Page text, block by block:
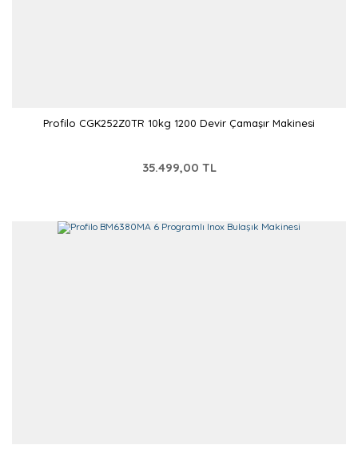
Profilo CGK252Z0TR 10kg 1200 Devir Çamaşır Makinesi
35.499,00 TL